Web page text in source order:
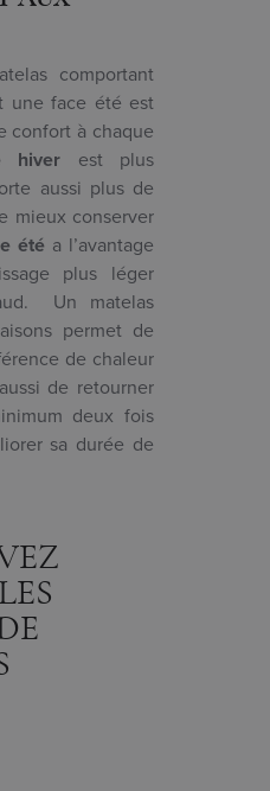
comportant
une face été est
confort à chaque
hiver est plus
aussi plus de
mieux conserver
été a l’avantage
plus léger
Un matelas
permet de
de chaleur
de retourner
deux fois
sa durée de